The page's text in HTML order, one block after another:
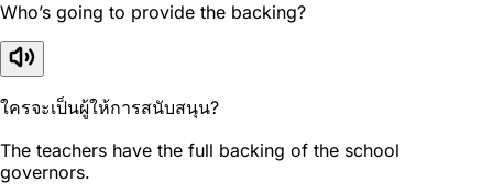
Who’s going to provide the backing?
ใครจะเป็นผู้ให้การสนับสนุน?
The teachers have the full backing of the school
governors.